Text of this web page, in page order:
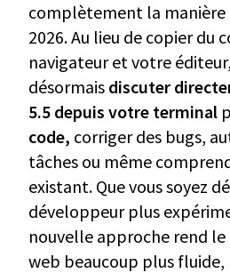
complètement la manière
2026. Au lieu de copier du
navigateur et votre
désormais discuter
5.5 depuis votre terminal
code, corriger des bugs,
tâches ou même
existant. Que vous soyez
développeur plus
nouvelle approche rend
web beaucoup plus fluide,